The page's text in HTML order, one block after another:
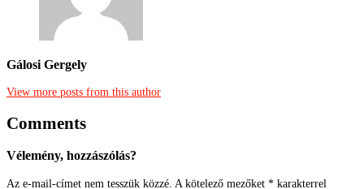
Gálosi Gergely
View more posts from this author
Comments
Vélemény, hozzászólás?
Az e-mail-címet nem tesszük közzé. A kötelező mezőket * karakterrel